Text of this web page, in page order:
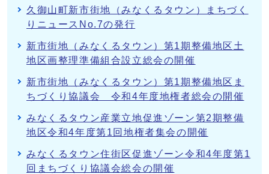
久御山町新市街地（みなくるタウン）まちづく
りニュースNo.7の発行
新市街地（みなくるタウン）第1期整備地区土
地区画整理準備組合設立総会の開催
新市街地（みなくるタウン）第1期整備地区ま
ちづくり協議会 令和4年度地権者総会の開催
みなくるタウン産業立地促進ゾーン第2期整備
地区令和4年度第1回地権者集会の開催
みなくるタウン住街区促進ゾーン令和4年度第1
回まちづくり協議会総会の開催